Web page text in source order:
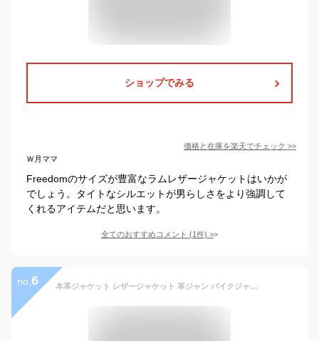
ショップでみる
価格と在庫を楽天でチェック >>
Ｗ月ママ
Freedomのサイズが豊富なラムレザージャケットはいかが
でしょう。タイトなシルエットが男らしさをより強調して
くれるアイテムだと思います。
全てのおすすめコメント (1件) >
no. 6 本革ジャケット レザージャケット 革ジャン バイクジャケット 男 ライダーズジャケット メンズ ライディング バイクウェア 秋冬 防風 黒色 皮ジャン 送料無料